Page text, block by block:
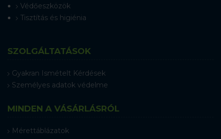
Védőeszközök
Tisztítás és higiénia
SZOLGÁLTATÁSOK
Gyakran Ismételt Kérdések
Személyes adatok védelme
MINDEN A VÁSÁRLÁSRÓL
Mérettáblázatok